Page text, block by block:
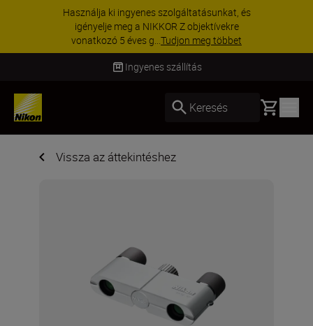
ki ingyenes szolgáltatásunkat, és
igényelje meg a NIKKOR Z objektívekre
vonatkozó 5 éves g...Tudjon meg többet
Ingyenes szállítás
Keresés Basket
Vissza az áttekintéshez